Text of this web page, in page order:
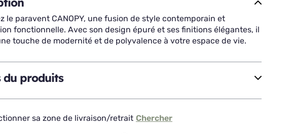
le paravent CANOPY, une fusion de style contemporain et
fonctionnelle. Avec son design épuré et ses finitions élégantes, il
touche de modernité et de polyvalence à votre espace de vie.
du produits
sa zone de livraison/retrait Chercher